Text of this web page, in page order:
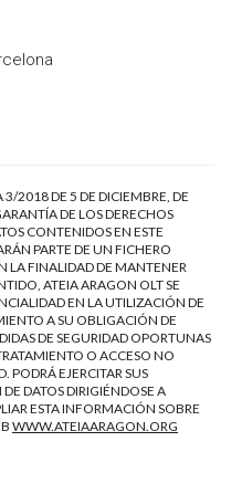
2018 DE 5 DE DICIEMBRE, DE
DE LOS DERECHOS
CONTENIDOS EN ESTE
PARTE DE UN FICHERO
LA FINALIDAD DE MANTENER
ATEIA ARAGON OLT SE
EN LA UTILIZACIÓN DE
A SU OBLIGACIÓN DE
DE SEGURIDAD OPORTUNAS
O ACCESO NO
PODRÁ EJERCITAR SUS
DATOS DIRIGIÉNDOSE A
ESTA INFORMACIÓN SOBRE
WWW.ATEIAARAGON.ORG